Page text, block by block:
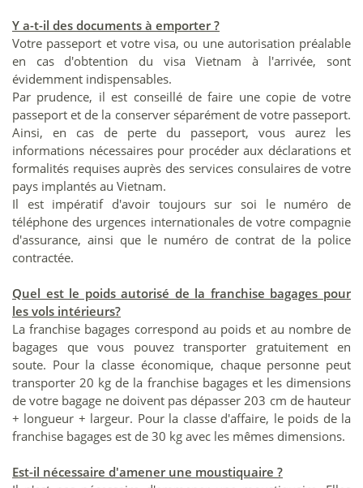
Y a-t-il des documents à emporter ?
Votre passeport et votre visa, ou une autorisation préalable
en cas d'obtention du visa Vietnam à l'arrivée, sont
évidemment indispensables.
Par prudence, il est conseillé de faire une copie de votre
passeport et de la conserver séparément de votre passeport.
Ainsi, en cas de perte du passeport, vous aurez les
informations nécessaires pour procéder aux déclarations et
formalités requises auprès des services consulaires de votre
pays implantés au Vietnam.
Il est impératif d'avoir toujours sur soi le numéro de
téléphone des urgences internationales de votre compagnie
d'assurance, ainsi que le numéro de contrat de la police
contractée.
Quel est le poids autorisé de la franchise bagages pour
les vols intérieurs?
La franchise bagages correspond au poids et au nombre de
bagages que vous pouvez transporter gratuitement en
soute. Pour la classe économique, chaque personne peut
transporter 20 kg de la franchise bagages et les dimensions
de votre bagage ne doivent pas dépasser 203 cm de hauteur
+ longueur + largeur. Pour la classe d'affaire, le poids de la
franchise bagages est de 30 kg avec les mêmes dimensions.
Est-il nécessaire d'amener une moustiquaire ?